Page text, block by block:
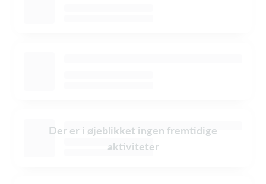
Der er i øjeblikket ingen fremtidige
aktiviteter